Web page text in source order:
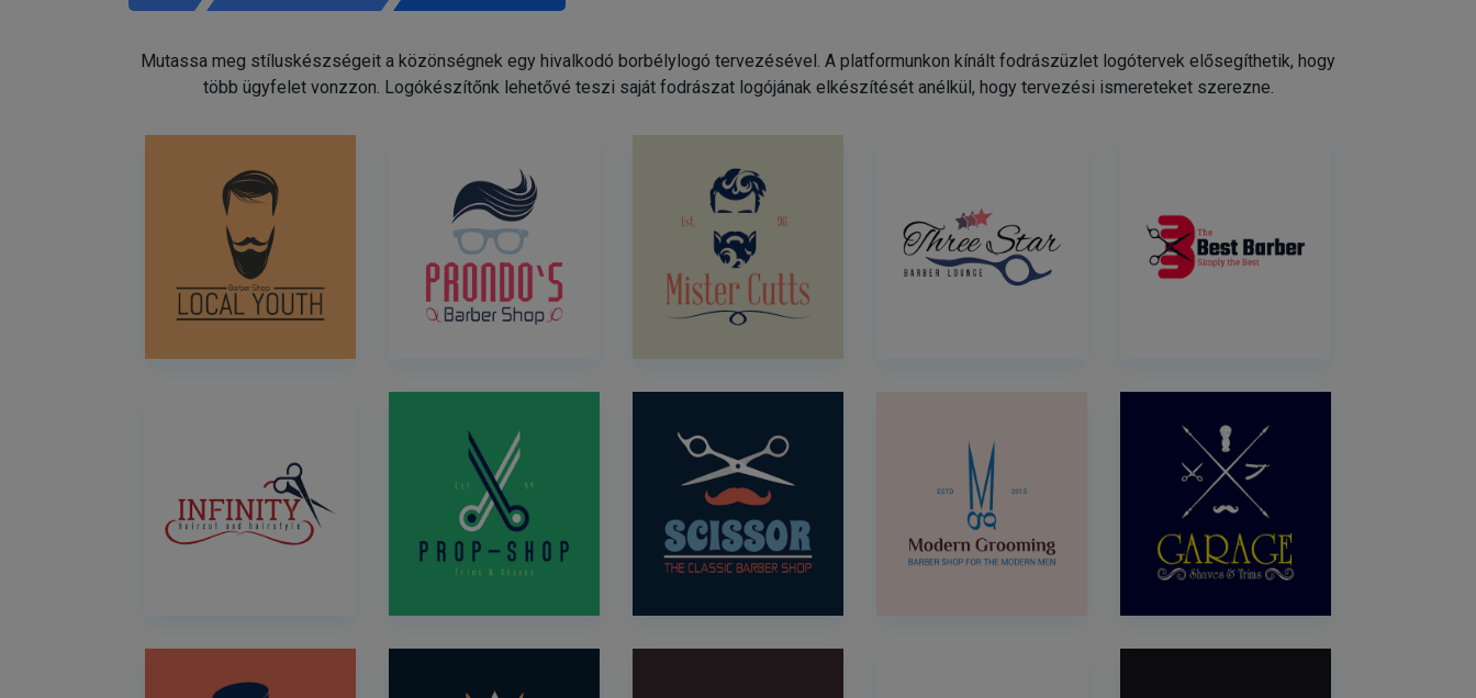
Mutassa meg stíluskészségeit a közönségnek egy hivalkodó borbélylogó tervezésével. A platformunkon kínált fodrászüzlet logótervek elősegíthetik, hogy
több ügyfelet vonzzon. Logókészítőnk lehetővé teszi saját fodrászat logójának elkészítését anélkül, hogy tervezési ismereteket szerezne.